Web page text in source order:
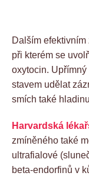
Dalším
při kterém se
oxytocin.
stavem udělat
smích také
Harvardská
zmíněného také
ultrafialové
beta-endorfinů v